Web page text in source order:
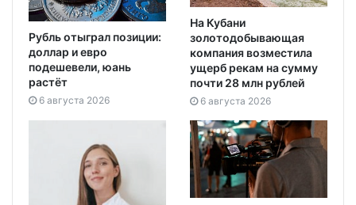
Рубль отыграл позиции:
доллар и евро
подешевели, юань
растёт
6 августа 2026
На Кубани
золотодобывающая
компания возместила
ущерб рекам на сумму
почти 28 млн рублей
6 августа 2026